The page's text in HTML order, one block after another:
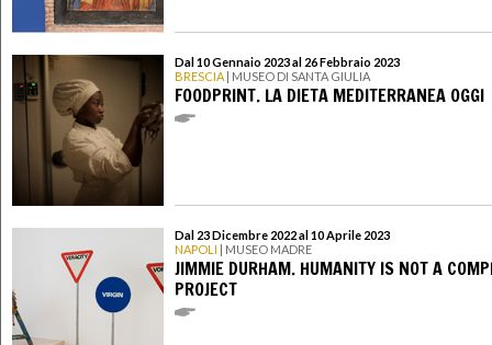
Dal 10 Gennaio 2023 al 26 Febbraio 2023
BRESCIA | MUSEO DI SANTA GIULIA
FOODPRINT. LA DIETA MEDITERRANEA OGGI
Dal 23 Dicembre 2022 al 10 Aprile 2023
NAPOLI | MUSEO MADRE
JIMMIE DURHAM. HUMANITY IS NOT A
PROJECT